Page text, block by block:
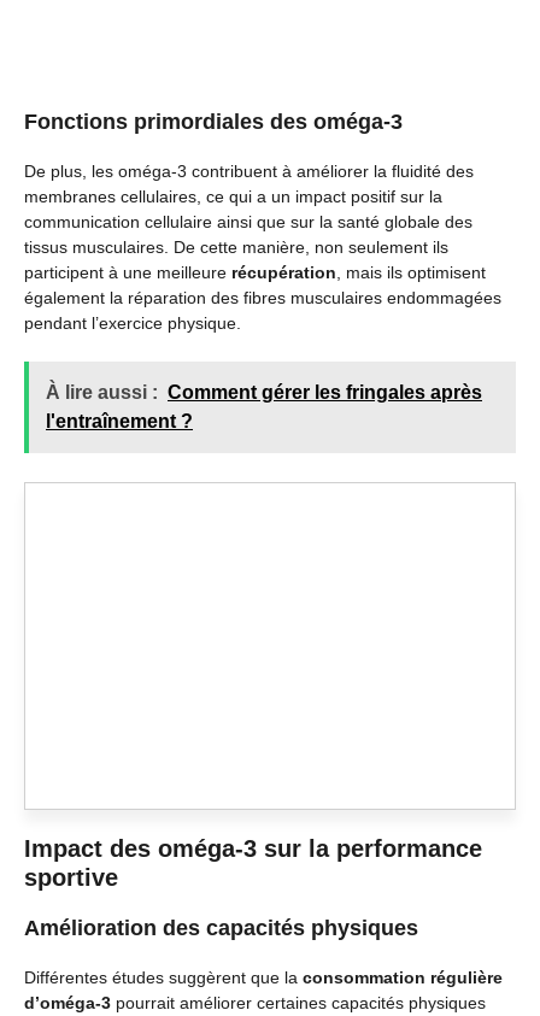
Fonctions primordiales des oméga-3
De plus, les oméga-3 contribuent à améliorer la fluidité des
membranes cellulaires, ce qui a un impact positif sur la
communication cellulaire ainsi que sur la santé globale des
tissus musculaires. De cette manière, non seulement ils
participent à une meilleure récupération , mais ils optimisent
également la réparation des fibres musculaires endommagées
pendant l’exercice physique.
À lire aussi : Comment gérer les fringales après
l'entraînement ?
Impact des oméga-3 sur la performance
sportive
Amélioration des capacités physiques
Différentes études suggèrent que la consommation régulière
d’oméga-3 pourrait améliorer certaines capacités physiques